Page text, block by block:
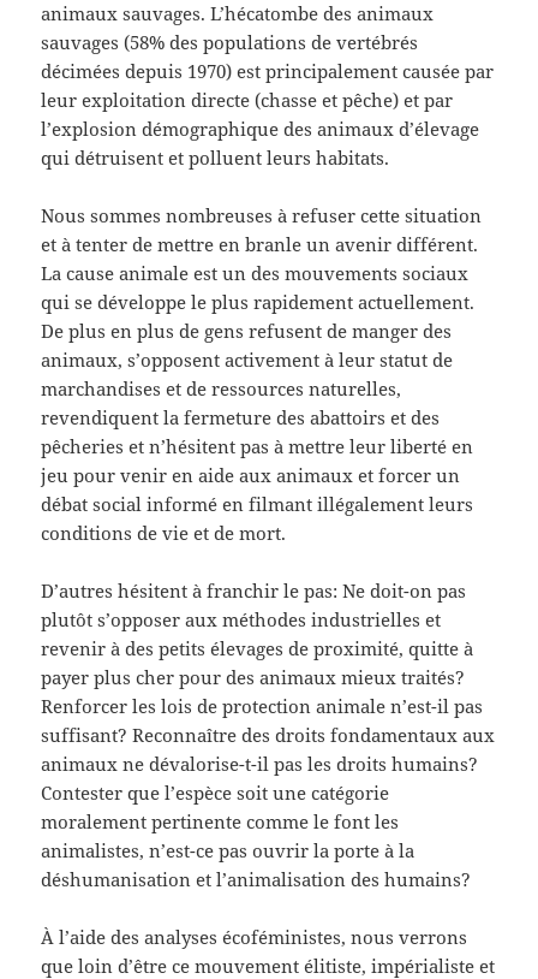
animaux sauvages. L’hécatombe des animaux
sauvages (58% des populations de vertébrés
décimées depuis 1970) est principalement causée par
leur exploitation directe (chasse et pêche) et par
l’explosion démographique des animaux d’élevage
qui détruisent et polluent leurs habitats.
Nous sommes nombreuses à refuser cette situation
et à tenter de mettre en branle un avenir différent.
La cause animale est un des mouvements sociaux
qui se développe le plus rapidement actuellement.
De plus en plus de gens refusent de manger des
animaux, s’opposent activement à leur statut de
marchandises et de ressources naturelles,
revendiquent la fermeture des abattoirs et des
pêcheries et n’hésitent pas à mettre leur liberté en
jeu pour venir en aide aux animaux et forcer un
débat social informé en filmant illégalement leurs
conditions de vie et de mort.
D’autres hésitent à franchir le pas: Ne doit-on pas
plutôt s’opposer aux méthodes industrielles et
revenir à des petits élevages de proximité, quitte à
payer plus cher pour des animaux mieux traités?
Renforcer les lois de protection animale n’est-il pas
suffisant? Reconnaître des droits fondamentaux aux
animaux ne dévalorise-t-il pas les droits humains?
Contester que l’espèce soit une catégorie
moralement pertinente comme le font les
animalistes, n’est-ce pas ouvrir la porte à la
déshumanisation et l’animalisation des humains?
À l’aide des analyses écoféministes, nous verrons
que loin d’être ce mouvement élitiste, impérialiste et